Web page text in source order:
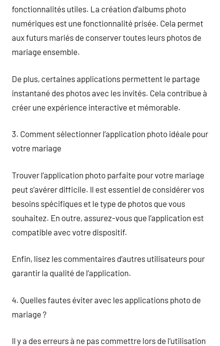
fonctionnalités utiles. La création d’albums photo
numériques est une fonctionnalité prisée. Cela permet
aux futurs mariés de conserver toutes leurs photos de
mariage ensemble.
De plus, certaines applications permettent le partage
instantané des photos avec les invités. Cela contribue à
créer une expérience interactive et mémorable.
3. Comment sélectionner l’application photo idéale pour
votre mariage
Trouver l’application photo parfaite pour votre mariage
peut s’avérer difficile. Il est essentiel de considérer vos
besoins spécifiques et le type de photos que vous
souhaitez. En outre, assurez-vous que l’application est
compatible avec votre dispositif.
Enfin, lisez les commentaires d’autres utilisateurs pour
garantir la qualité de l’application.
4. Quelles fautes éviter avec les applications photo de
mariage ?
Il y a des erreurs à ne pas commettre lors de l’utilisation